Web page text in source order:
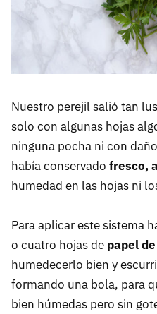
Nuestro perejil salió tan
solo con algunas hojas
ninguna pocha ni con
había conservado fresco,
humedad en las hojas ni
Para aplicar este sistema
o cuatro hojas de papel
humedecerlo bien y
formando una bola, para
bien húmedas pero sin